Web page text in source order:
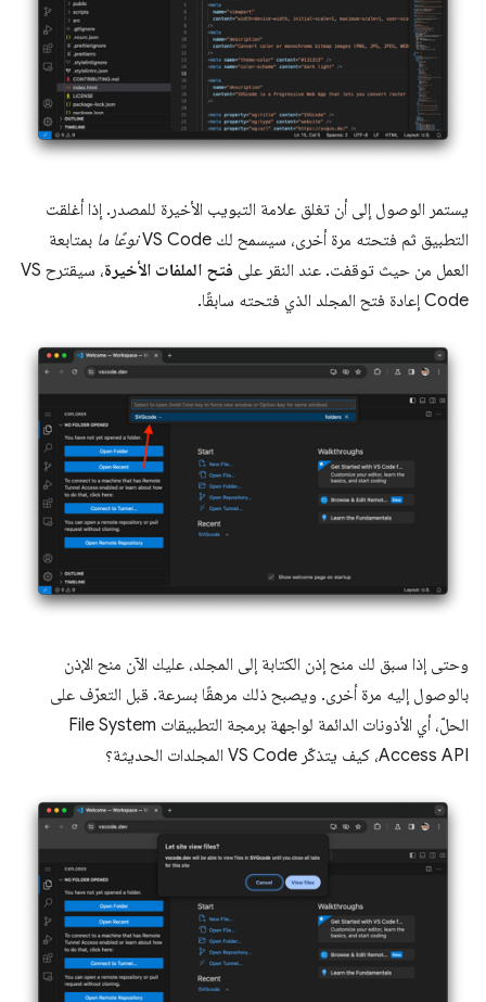
يستمر الوصول إلى أن تغلق علامة التبويب الأخيرة للمصدر. إذا أغلقت
التطبيق ثم فتحته مرة أخرى، سيسمح لك VS Code
نوعًا ما بمتابعة
العمل من حيث توقفت. عند النقر على فتح الملفات الأخيرة
، سيقترح VS
Code إعادة فتح المجلد الذي فتحته سابقًا.
وحتى إذا سبق لك منح إذن الكتابة إلى المجلد، عليك الآن منح الإذن
بالوصول إليه مرة أخرى. ويصبح ذلك مرهقًا بسرعة. قبل التعرّف على
الحلّ، أي الأذونات الدائمة لواجهة برمجة التطبيقات File System
Access API، كيف يتذكّر VS Code المجلدات الحديثة؟